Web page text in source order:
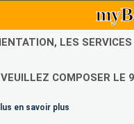
LES
COMPOSER LE
en savoir plus